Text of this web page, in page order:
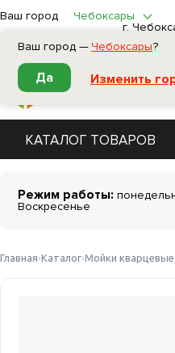
Ваш город —Чебоксары?
Да Изменить
Ваш город
Чебоксары
г.
КАТАЛОГ ТОВАРОВ
Режим работы:
Воскресенье
Главная Каталог Мойки кварцевые